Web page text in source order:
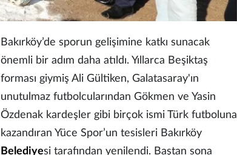
Bakırköy’de sporun gelişimine katkı sunacak
önemli bir adım daha atıldı. Yıllarca Beşiktaş
forması giymiş Ali Gültiken, Galatasaray'ın
unutulmaz futbolcularından Gökmen ve Yasin
Özdenak kardeşler gibi birçok ismi Türk futboluna
kazandıran Yüce Spor’un tesisleri Bakırköy
Belediyesi tarafından yenilendi. Baştan sona